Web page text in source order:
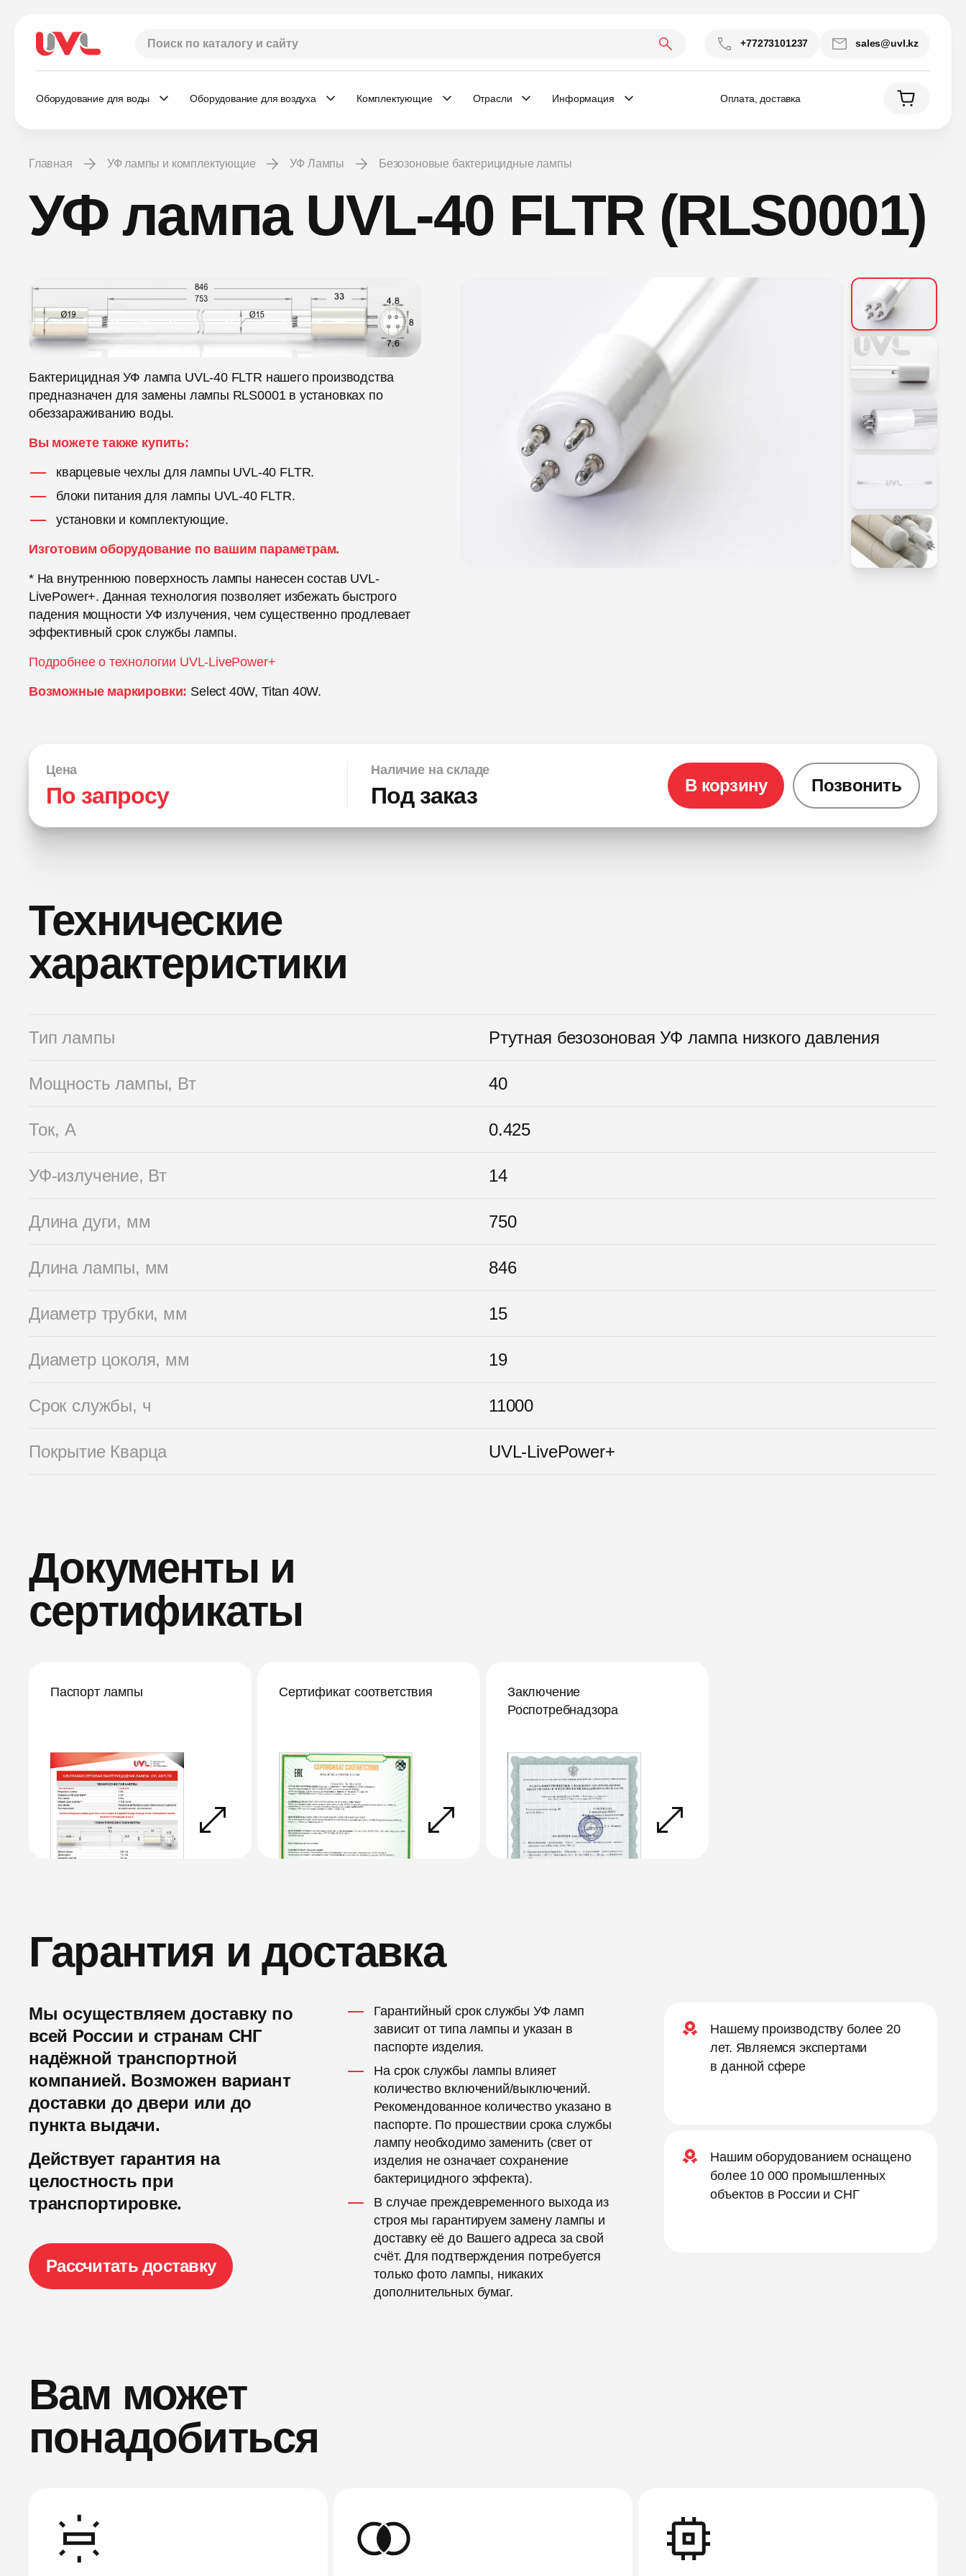
+77273101237 sales@uvl.kz
Оборудование для воды Оборудование для воздуха Комплектующие Отрасли Информация Оплата, доставка
Главная УФ лампы и комплектующие УФ Лампы Безозоновые бактерицидные лампы
УФ лампа UVL-40 FLTR (RLS0001)
Бактерицидная УФ лампа UVL-40 FLTR нашего производства
предназначен для замены лампы RLS0001 в установках по
обеззараживанию воды.
Вы можете также купить:
кварцевые чехлы для лампы UVL-40 FLTR.
блоки питания для лампы UVL-40 FLTR.
установки и комплектующие.
Изготовим оборудование по вашим параметрам.
* На внутреннюю поверхность лампы нанесен состав UVL-
LivePower+. Данная технология позволяет избежать быстрого
падения мощности УФ излучения, чем существенно продлевает
эффективный срок службы лампы.
Подробнее о технологии UVL-LivePower+
Возможные маркировки: Select 40W, Titan 40W.
Цена
По запросу
Наличие на складе
Под заказ В корзину Позвонить
Технические
характеристики
Тип лампы Ртутная безозоновая УФ лампа низкого давления
Мощность лампы, Вт 40
Ток, А 0.425
УФ-излучение, Вт 14
Длина дуги, мм 750
Длина лампы, мм 846
Диаметр трубки, мм 15
Диаметр цоколя, мм 19
Срок службы, ч 11000
Покрытие Кварца UVL-LivePower+
Документы и
сертификаты
Паспорт лампы Сертификат соответствия
Заключение
Роспотребнадзора
Гарантия и доставка
Мы осуществляем доставку по
всей России и странам СНГ
надёжной транспортной
компанией. Возможен вариант
доставки до двери или до
пункта выдачи.
Действует гарантия на
целостность при
транспортировке.
Рассчитать доставку
Гарантийный срок службы УФ ламп
зависит от типа лампы и указан в
паспорте изделия.
На срок службы лампы влияет
количество включений/выключений.
Рекомендованное количество указано в
паспорте. По прошествии срока службы
лампу необходимо заменить (свет от
изделия не означает сохранение
бактерицидного эффекта).
В случае преждевременного выхода из
строя мы гарантируем замену лампы и
доставку её до Вашего адреса за свой
счёт. Для подтверждения потребуется
только фото лампы, никаких
дополнительных бумаг.
Нашему производству более 20
лет. Являемся экспертами
в данной сфере
Нашим оборудованием оснащено
более 10 000 промышленных
объектов в России и СНГ
Вам может
понадобиться